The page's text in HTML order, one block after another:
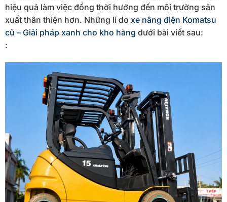
hiệu quả làm việc đồng thời hướng đến môi trường sản
xuất thân thiện hơn. Những lí do xe nâng điện Komatsu
cũ – Giải pháp xanh cho kho hàng dưới bài viết sau:
: